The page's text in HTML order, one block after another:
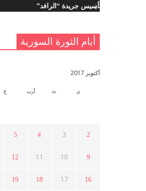
تأسيس جريدة “الرافد”
القدس والربيع العربي في ندوة لحزب
مايو 15, 2021
أسبوع ثقافي في ذكرى الاستقلال
الثورة السورية ؟
أيام الثورة السورية
أكتوبر 2017
ن ث أرب خ
2
3
4
5
9
10
11
12
16
17
18
19